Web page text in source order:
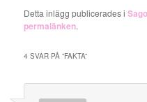
Detta inlägg publicerades i
permalänken.
4 SVAR PÅ ”FAKTA”